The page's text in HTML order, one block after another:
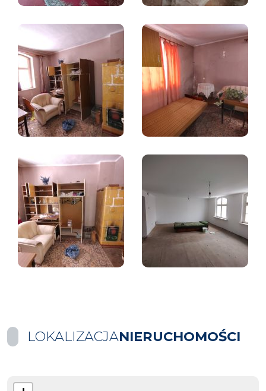
LOKALIZACJANIERUCHOMOŚCI